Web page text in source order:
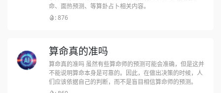
命、面热预测、等算卦占卜相关内容。
: 876
算命真的准吗
算命真的准吗 虽然有些算命师的预测可能会准确，但是这并
不能说明算命本身是可靠的。因此，在做出决策的时候，人
们应该依据自己的判断，而不是盲目相信算命师的预测。